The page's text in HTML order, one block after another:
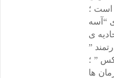
است ؛
ی “آسه
ی
”
” ؛
ها